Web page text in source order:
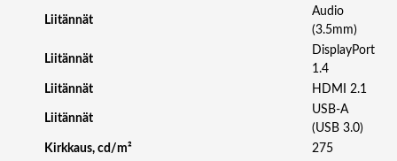
Liitännät
Audio
(3.5mm)
Liitännät
DisplayPort
1.4
Liitännät
HDMI 2.1
Liitännät
USB-A
(USB 3.0)
Kirkkaus, cd/m²
275